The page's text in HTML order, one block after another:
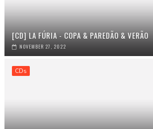
[CD] LA FÚRIA - COPA & PAREDÃO & VERÃO
NOVEMBER 27, 2022
CDs